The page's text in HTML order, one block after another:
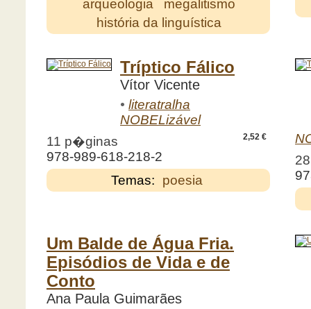
arqueologia
megalitismo
história da linguística
Tríptico Fálico
Vítor Vicente
• literatralha
NOBELizável
2,52 €
11 p�ginas
978-989-618-218-2
Temas:
poesia
Um Balde de Água Fria.
Episódios de Vida e de
Conto
Ana Paula Guimarães